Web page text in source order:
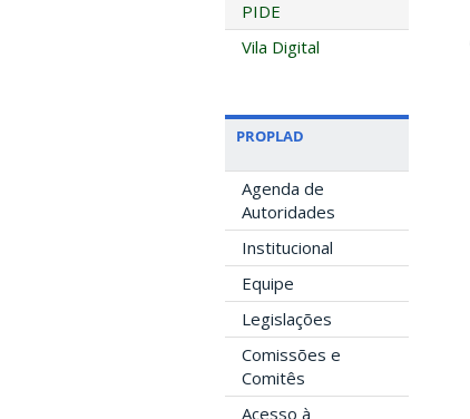
PIDE
Vila Digital
PROPLAD
Agenda de
Autoridades
Institucional
Equipe
Legislações
Comissões e
Comitês
Acesso à